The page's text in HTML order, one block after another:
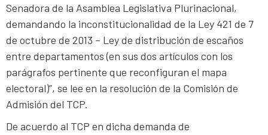
Senadora de la Asamblea Legislativa Plurinacional,
demandando la inconstitucionalidad de la Ley 421 de 7
de octubre de 2013 – Ley de distribución de escaños
entre departamentos (en sus dos artículos con los
parágrafos pertinente que reconfiguran el mapa
electoral)”, se lee en la resolución de la Comisión de
Admisión del TCP.
De acuerdo al TCP en dicha demanda de